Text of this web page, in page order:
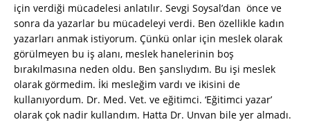
için verdiği mücadelesi anlatılır. Sevgi Soysal’dan önce ve
sonra da yazarlar bu mücadeleyi verdi. Ben özellikle kadın
yazarları anmak istiyorum. Çünkü onlar için meslek olarak
görülmeyen bu iş alanı, meslek hanelerinin boş
bırakılmasına neden oldu. Ben şanslıydım. Bu işi meslek
olarak görmedim. İki mesleğim vardı ve ikisini de
kullanıyordum. Dr. Med. Vet. ve eğitimci. ‘Eğitimci yazar’
olarak çok nadir kullandım. Hatta Dr. Unvan bile yer almadı.